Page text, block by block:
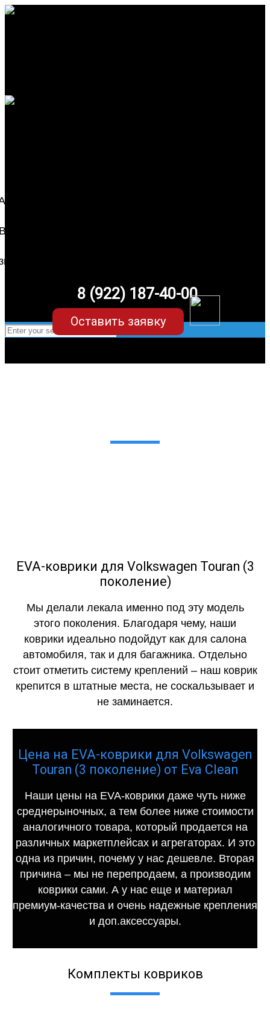
8 (922) 187-40-00
Оставить заявку
EVA-коврики для Volkswagen Touran (3
поколение)
Мы делали лекала именно под эту модель
этого поколения. Благодаря чему, наши
коврики идеально подойдут как для салона
автомобиля, так и для багажника. Отдельно
стоит отметить систему креплений – наш коврик
крепится в штатные места, не соскальзывает и
не заминается.
Цена на EVA-коврики для Volkswagen
Touran (3 поколение) от Eva Clean
Наши цены на EVA-коврики даже чуть ниже
среднерыночных, а тем более ниже стоимости
аналогичного товара, который продается на
различных маркетплейсах и агрегаторах. И это
одна из причин, почему у нас дешевле. Вторая
причина – мы не перепродаем, а производим
коврики сами. А у нас еще и материал
премиум-качества и очень надежные крепления
и доп.аксессуары.
Комплекты ковриков